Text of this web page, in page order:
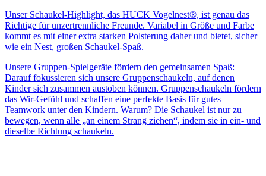
Unser Schaukel-Highlight, das HUCK Vogelnest®, ist genau das
Richtige für unzertrennliche Freunde. Variabel in Größe und Farbe
kommt es mit einer extra starken Polsterung daher und bietet, sicher
wie ein Nest, großen Schaukel-Spaß.
Unsere Gruppen-Spielgeräte fördern den gemeinsamen Spaß:
Darauf fokussieren sich unsere Gruppenschaukeln, auf denen
Kinder sich zusammen austoben können. Gruppenschaukeln fördern
das Wir-Gefühl und schaffen eine perfekte Basis für gutes
Teamwork unter den Kindern. Warum? Die Schaukel ist nur zu
bewegen, wenn alle „an einem Strang ziehen“, indem sie in ein- und
dieselbe Richtung schaukeln.